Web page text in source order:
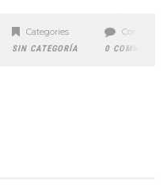
Categories
SIN CATEGORÍA
Comment
0 COMMENTS